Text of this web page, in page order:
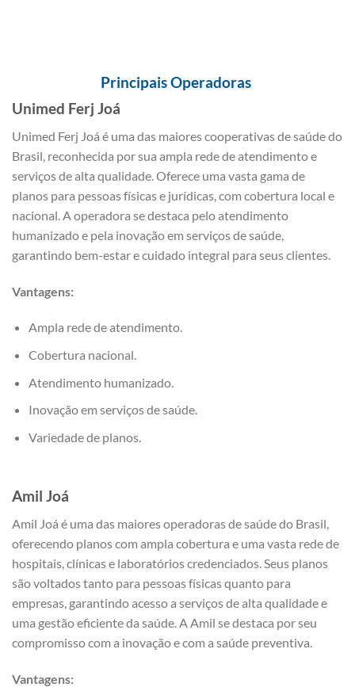
Principais Operadoras
Unimed Ferj Joá
Unimed Ferj Joá é uma das maiores cooperativas de saúde do
Brasil, reconhecida por sua ampla rede de atendimento e
serviços de alta qualidade. Oferece uma vasta gama de
planos para pessoas físicas e jurídicas, com cobertura local e
nacional. A operadora se destaca pelo atendimento
humanizado e pela inovação em serviços de saúde,
garantindo bem-estar e cuidado integral para seus clientes.
Vantagens:
Ampla rede de atendimento.
Cobertura nacional.
Atendimento humanizado.
Inovação em serviços de saúde.
Variedade de planos.
Amil Joá
Amil Joá é uma das maiores operadoras de saúde do Brasil,
oferecendo planos com ampla cobertura e uma vasta rede de
hospitais, clínicas e laboratórios credenciados. Seus planos
são voltados tanto para pessoas físicas quanto para
empresas, garantindo acesso a serviços de alta qualidade e
uma gestão eficiente da saúde. A Amil se destaca por seu
compromisso com a inovação e com a saúde preventiva.
Vantagens: